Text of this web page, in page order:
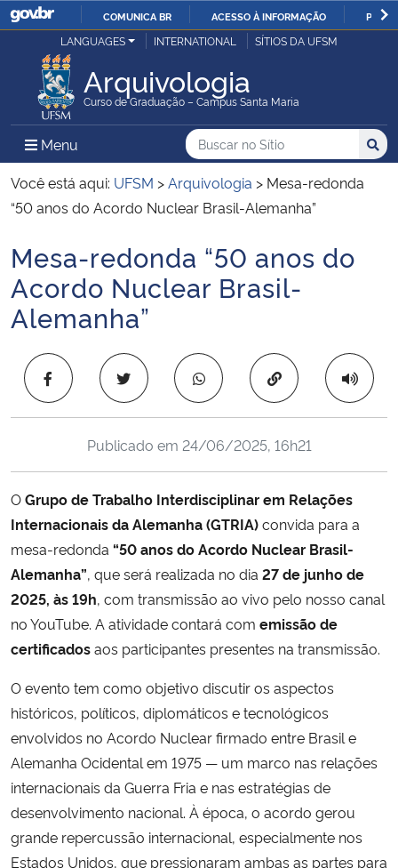
IR
O
COMUNICA BR ACESSO À INFORMAÇÃO
Ministério da Justiça e Segurança Pública
Ministério da Defesa
Ministério das Relações Exteriores
Ministério da Infraestrutura
Ministério da Agricultura, Pecuária e Abastecimento
Ministério da Educação
Ministério de Minas e Energia
Ministério da Ciência, Tecnologia, Inovações e Comunicações
Ministério do Meio Ambiente
Ministério do Turismo
Ministério do Desenvolvimento Regional
Controladoria-Geral da União
Ministério da Mulher, da Família e dos Direitos Humanos
Secretaria-Geral
LANGUAGES INTERNATIONAL SÍTIOS DA UFSM
Arquivologia
Curso de Graduação – Campus Santa Maria
Menu Menu Principal do Sítio
Busca
Buscar no no Sítio
Busca:
Você está aqui: UFSM >Arquivologia > Mesa-redonda
“50 anos do Acordo Nuclear Brasil-Alemanha”
Início do conteúdo
Mesa-redonda “50 anos do
Acordo Nuclear Brasil-
Alemanha”
Copiar para área
Publicado em 24/06/2025, 16h21
OGrupo de Trabalho Interdisciplinar em Relações
Internacionais da Alemanha (GTRIA)convida para a
mesa-redonda “50 anos do Acordo Nuclear Brasil-
Alemanha”, que será realizada no dia 27 de junho de
2025, às 19h, com transmissão ao vivo pelo nosso canal
no YouTube. A atividade contará com emissão de
certificadosaos participantes presentes na transmissão.
O evento tem como objetivo discutir os aspectos
históricos, políticos, diplomáticos e tecnológicos
envolvidos no Acordo Nuclear firmado entre Brasil e
Alemanha Ocidental em 1975 — um marco nas relações
internacionais da Guerra Fria e nas estratégias de
desenvolvimento nacional. À época, o acordo gerou
grande repercussão internacional, especialmente nos
Estados Unidos, que pressionaram ambas as partes para